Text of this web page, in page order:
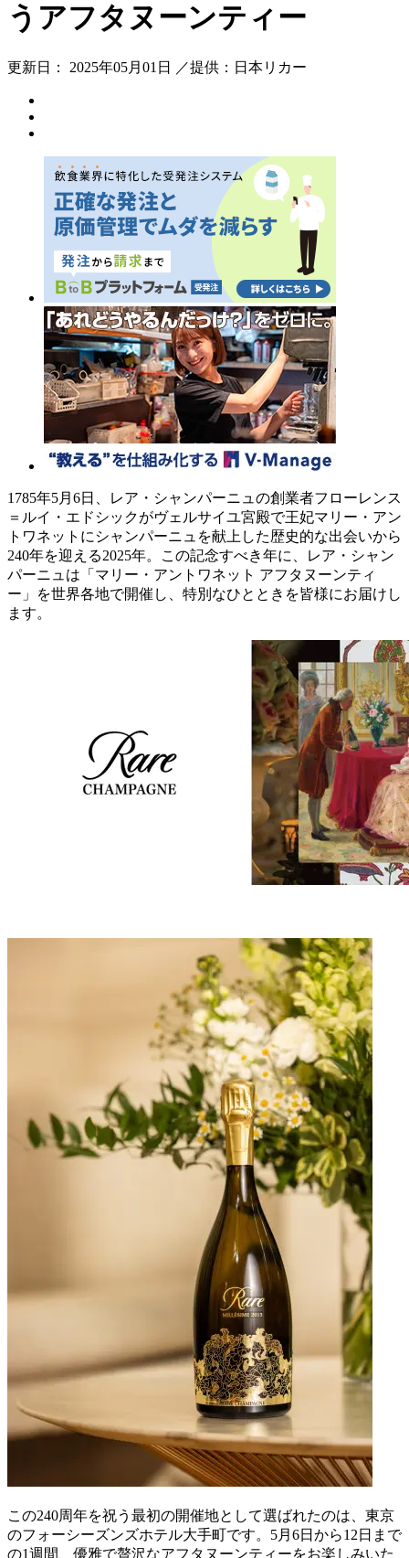
うアフタヌーンティー
更新日： 2025年05月01日 ／提供：日本リカー
1785年5月6日、レア・シャンパーニュの創業者フローレンス
＝ルイ・エドシックがヴェルサイユ宮殿で王妃マリー・アン
トワネットにシャンパーニュを献上した歴史的な出会いから
240年を迎える2025年。この記念すべき年に、レア・シャン
パーニュは「マリー・アントワネット アフタヌーンティ
ー」を世界各地で開催し、特別なひとときを皆様にお届けし
ます。
この240周年を祝う最初の開催地として選ばれたのは、東京
のフォーシーズンズホテル大手町です。5月6日から12日まで
の1週間、優雅で贅沢なアフタヌーンティーをお楽しみいた